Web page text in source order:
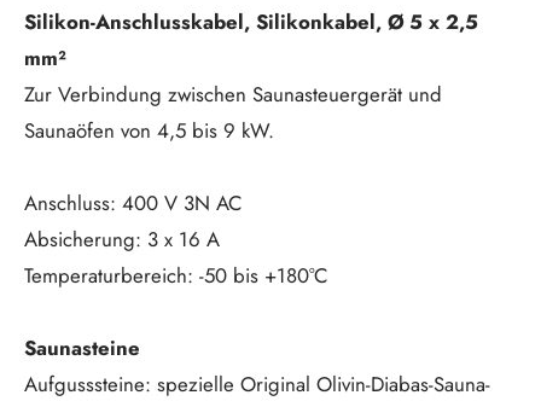
Silikon-Anschlusskabel, Silikonkabel, Ø 5 x 2,5
mm²
Zur Verbindung zwischen Saunasteuergerät und
Saunaöfen von 4,5 bis 9 kW.
Anschluss: 400 V 3N AC
Absicherung: 3 x 16 A
Temperaturbereich: -50 bis +180°C
Saunasteine
Aufgusssteine: spezielle Original Olivin-Diabas-Sauna-